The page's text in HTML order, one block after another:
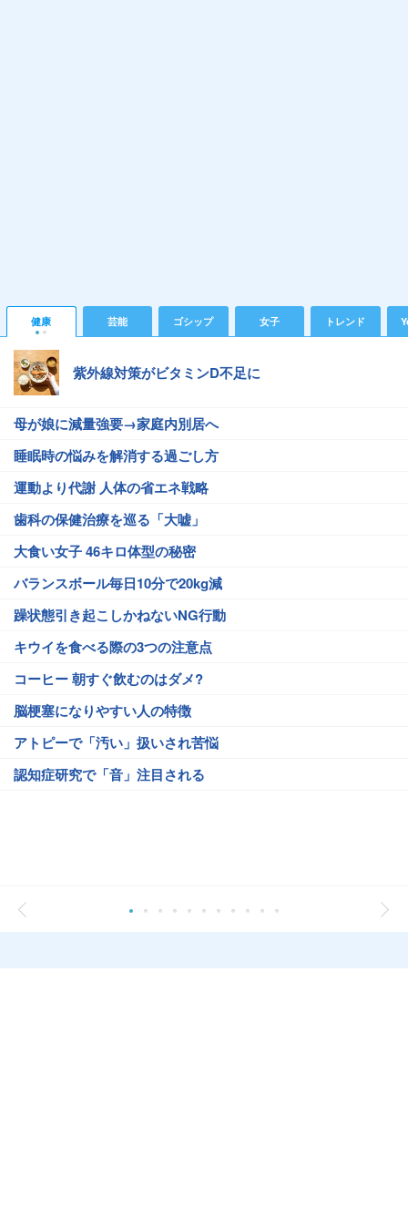
健康 芸能 ゴシップ 女子 トレンド
紫外線対策がビタミンD不足に
母が娘に減量強要→家庭内別居へ
睡眠時の悩みを解消する過ごし方
運動より代謝 人体の省エネ戦略
歯科の保健治療を巡る「大嘘」
大食い女子 46キロ体型の秘密
バランスボール毎日10分で20kg減
躁状態引き起こしかねないNG行動
キウイを食べる際の3つの注意点
コーヒー 朝すぐ飲むのはダメ?
脳梗塞になりやすい人の特徴
アトピーで「汚い」扱いされ苦悩
認知症研究で「音」注目される